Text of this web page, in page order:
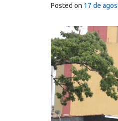
Posted on 17 de